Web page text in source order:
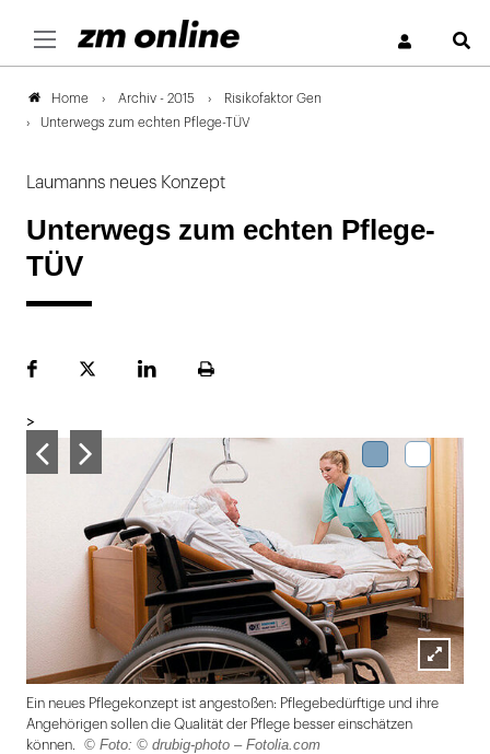
Home Archiv - 2015
Risikofaktor Gen
Unterwegs zum echten Pflege-TÜV
Laumanns neues Konzept
Unterwegs zum echten Pflege-
TÜV
FacebookPlattformLinekdInSeite
>
Lightbox
öffnen
Ein neues Pflegekonzept ist angestoßen: Pflegebedürftige und ihre
Angehörigen sollen die Qualität der Pflege besser einschätzen
können.
© Foto: © drubig-photo – Fotolia.com